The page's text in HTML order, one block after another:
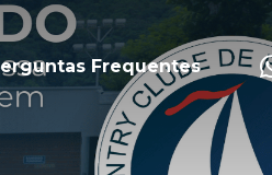
Frequentes